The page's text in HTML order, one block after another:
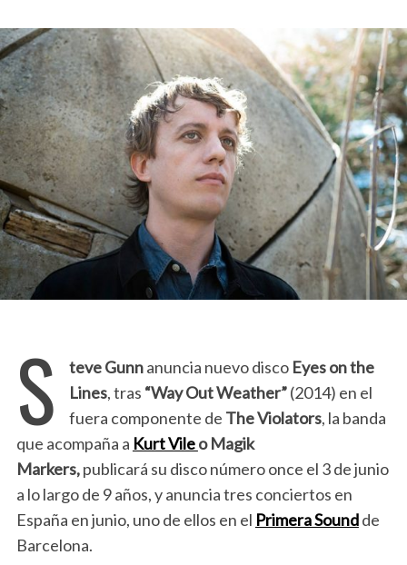
S teve Gunnanuncia nuevo disco Eyes on the
Lines, tras “Way Out Weather”(2014) en el
fuera componente de The Violators, la banda
que acompaña a Kurt Vileo Magik
Markers,publicará su disco número once el 3 de junio
a lo largo de 9 años, y anuncia tres conciertos en
España en junio, uno de ellos en el Primera Soundde
Barcelona.